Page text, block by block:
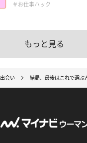
＃お仕事ハック
もっと見る
出会い 結局、最後はこれで選